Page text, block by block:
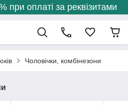
при оплаті за реквізитами
Чоловічки, комбінезони